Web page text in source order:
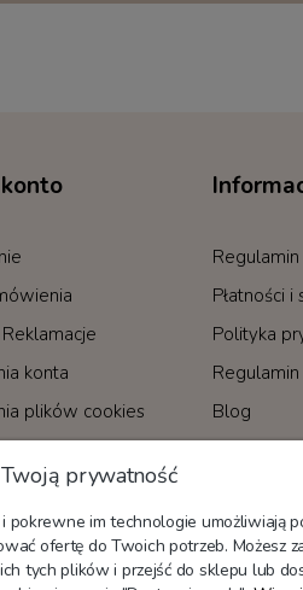
konta
plików cookies
Płatności
Polityka
Blog
i certyfikaty
prywatność
pokrewne im technologie umożliwiają
ofertę do Twoich potrzeb. Możesz
tych plików i przejść do sklepu lub